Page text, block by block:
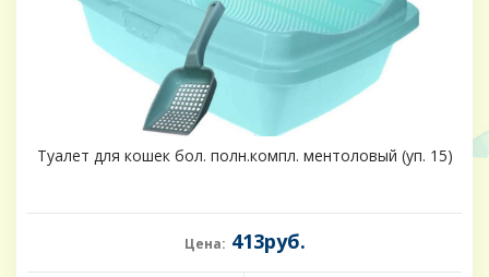
Туалет для кошек бол. полн.компл. ментоловый (уп. 15)
Цена: 413руб.